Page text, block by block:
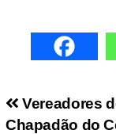
Vereadores
Chapadão do